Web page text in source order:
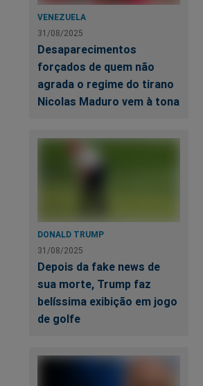
VENEZUELA
31/08/2025
Desaparecimentos
forçados de quem não
agrada o regime do tirano
Nicolas Maduro vem à tona
DONALD TRUMP
31/08/2025
Depois da fake news de
sua morte, Trump faz
belíssima exibição em jogo
de golfe